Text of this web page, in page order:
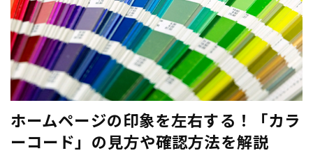
ホームページの印象を左右する！「カラ
ーコード」の見方や確認方法を解説